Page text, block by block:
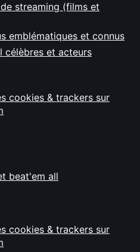
streaming (films et
emblématiques et connus
célèbres et acteurs
cookies & trackers sur
beat'em all
cookies & trackers sur